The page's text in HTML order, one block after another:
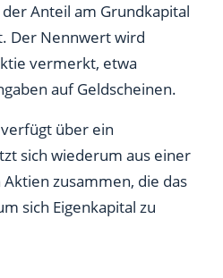
Anteil am Grundkapital
Der Nennwert wird
vermerkt, etwa
auf Geldscheinen.
über ein
sich wiederum aus einer
zusammen, die das
sich Eigenkapital zu